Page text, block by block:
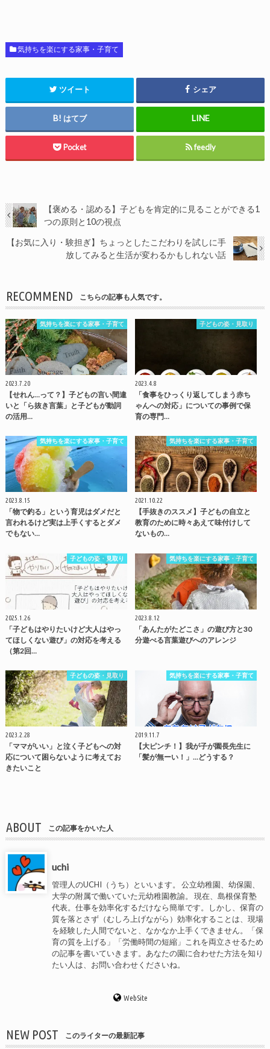
気持ちを楽にする家事・子育て
ツイート シェア
はてブ
Pocket feedly
【褒める・認める】子どもを肯定的に見ることができる1
つの原則と10の視点
【お気に入り・験担ぎ】ちょっとしたこだわりを試しに手
放してみると生活が変わるかもしれない話
RECOMMEND こちらの記事も人気です。
気持ちを楽にする家事・子育て
2023.7.20
【せれん…って？】子どもの言い間違
いと「ら抜き言葉」と子どもが動詞
の活用…
子どもの姿・見取り
2023.4.8
「食事をひっくり返してしまう赤ち
ゃんへの対応」についての事例で保
育の専門…
気持ちを楽にする家事・子育て
2023.8.15
「物で釣る」という育児はダメだと
言われるけど実は上手くするとダメ
でもない…
気持ちを楽にする家事・子育て
2021.10.22
【手抜きのススメ】子どもの自立と
教育のために時々あえて味付けして
ないもの…
子どもの姿・見取り
2025.1.26
「子どもはやりたいけど大人はやっ
てほしくない遊び」の対応を考える
（第2回…
気持ちを楽にする家事・子育て
2023.8.12
「あんたがたどこさ」の遊び方と30
分遊べる言葉遊びへのアレンジ
子どもの姿・見取り
2023.2.28
「ママがいい」と泣く子どもへの対
応について困らないように考えてお
きたいこと
気持ちを楽にする家事・子育て
2019.11.7
【大ピンチ！】我が子が園長先生に
「髪が無ーい！」…どうする？
ABOUT この記事をかいた人
uchi
管理人のUCHI（うち）といいます。 公立幼稚園、幼保園、
大学の附属で働いていた元幼稚園教諭。 現在、島根保育塾
代表。仕事を効率化するだけなら簡単です。しかし、保育の
質を落とさず（むしろ上げながら）効率化することは、現場
を経験した人間でないと、なかなか上手くできません。「保
育の質を上げる」「労働時間の短縮」これを両立させるため
の記事を書いていきます。あなたの園に合わせた方法を知り
たい人は、お問い合わせくださいね。
WebSite
NEW POST このライターの最新記事